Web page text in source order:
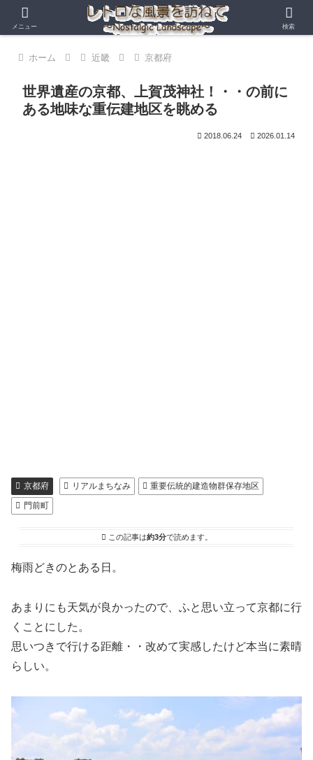
ホーム 近畿 京都府
世界遺産の京都、上賀茂神社！・・の前に
ある地味な重伝建地区を眺める
2018.06.24 2026.01.14
京都府 リアルまちなみ
重要伝統的建造物群保存地区
門前町
この記事は約3分で読めます。
梅雨どきのとある日。
あまりにも天気が良かったので、ふと思い立って京都に行
くことにした。
思いつきで行ける距離・・改めて実感したけど本当に素晴
らしい。
メニュー 検索